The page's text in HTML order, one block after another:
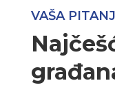
VAŠA